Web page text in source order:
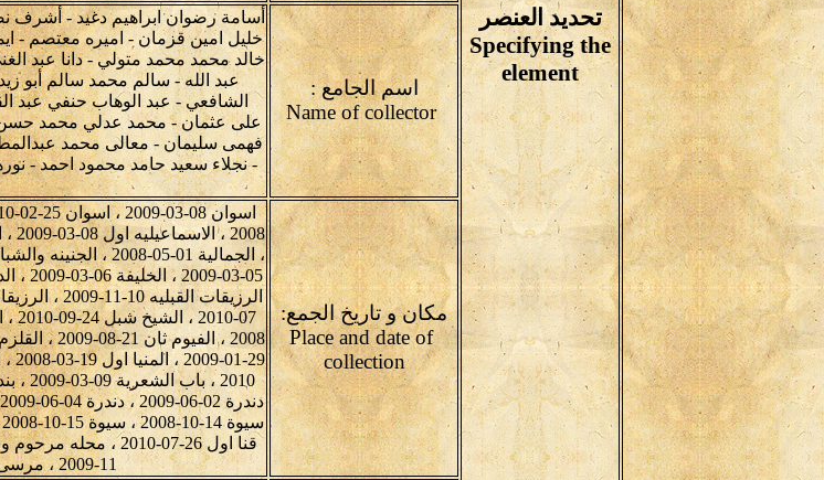
تحديد العنصر
Specifying the
element
اسم الجامع :
Name of collector
أسامة رضوان ابراهيم دغيد - أشرف
خليل امين قزمان - اميره معتصم -
خالد محمد محمد متولي - دانا
عبد الله - سالم محمد سالم أبو
الشافعي - عبد الوهاب حنفي عبد
على عثمان - محمد عدلي محمد
فهمى سليمان - معالى محمد
- نجلاء سعيد حامد محمود احمد -
مكان و تاريخ الجمع:
Place and date of
collection
11-2009 ، مرسى علم 13-11-2010 ، مرسى علم 14-11-2010